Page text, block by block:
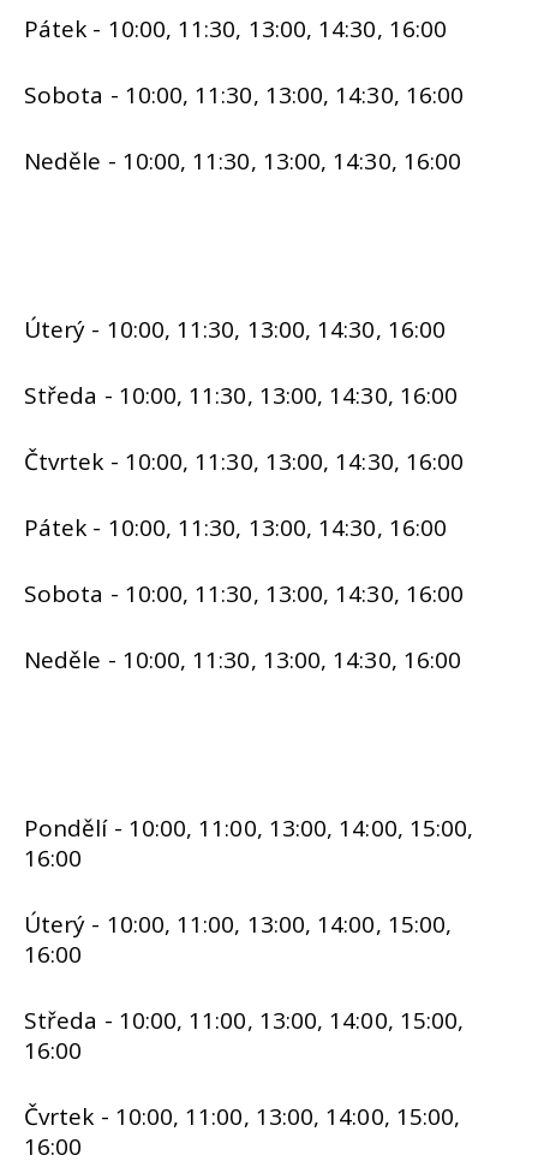
Pátek - 10:00, 11:30, 13:00, 14:30, 16:00
Sobota - 10:00, 11:30, 13:00, 14:30, 16:00
Neděle - 10:00, 11:30, 13:00, 14:30, 16:00
Úterý - 10:00, 11:30, 13:00, 14:30, 16:00
Středa - 10:00, 11:30, 13:00, 14:30, 16:00
Čtvrtek - 10:00, 11:30, 13:00, 14:30, 16:00
Pátek - 10:00, 11:30, 13:00, 14:30, 16:00
Sobota - 10:00, 11:30, 13:00, 14:30, 16:00
Neděle - 10:00, 11:30, 13:00, 14:30, 16:00
Pondělí - 10:00, 11:00, 13:00, 14:00, 15:00,
16:00
Úterý - 10:00, 11:00, 13:00, 14:00, 15:00,
16:00
Středa - 10:00, 11:00, 13:00, 14:00, 15:00,
16:00
Čvrtek - 10:00, 11:00, 13:00, 14:00, 15:00,
16:00